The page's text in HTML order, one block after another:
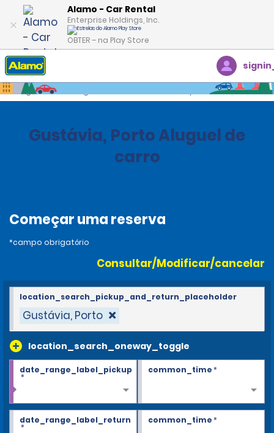
Alamo - Car Rental
Enterprise Holdings, Inc.
OBTER – na Play Store
Página inicial
Gustávia, Porto Aluguel de
carro
Começar uma reserva
*campo obrigatório
Consultar/Modificar/cancelar
Gustávia, Porto
location_search_oneway_toggle
location_search_pickup_and_return_placeholder
date_range_label_pickup
*
common_time*
date_range_label_return
*
common_time*